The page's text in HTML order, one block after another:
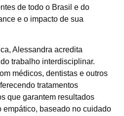
de todo o Brasil e do
e o impacto de sua
Alessandra acredita
trabalho interdisciplinar.
médicos, dentistas e outros
tratamentos
que garantem resultados
empático, baseado no cuidado